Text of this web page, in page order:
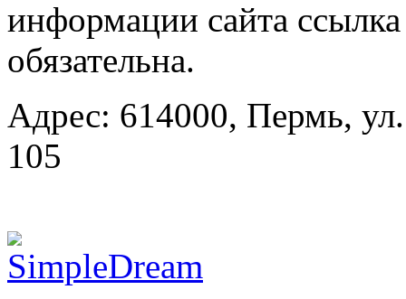
информации сайта
обязательна.
Адрес: 614000, Пермь,
105